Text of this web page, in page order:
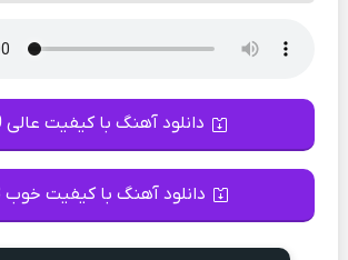
دانلود آهنگ با کیفیت عالی 320
دانلود آهنگ با کیفیت خوب 128